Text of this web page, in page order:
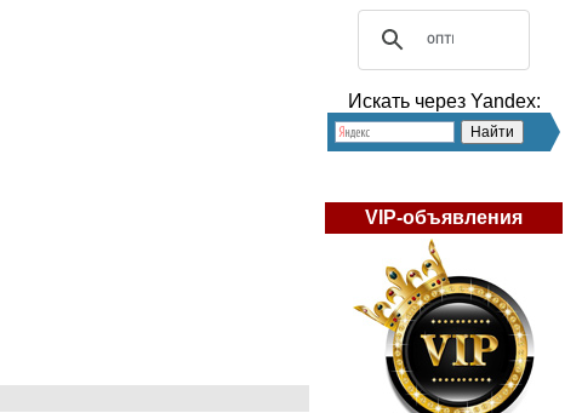
Искать через Yandex:
VIP-объявления